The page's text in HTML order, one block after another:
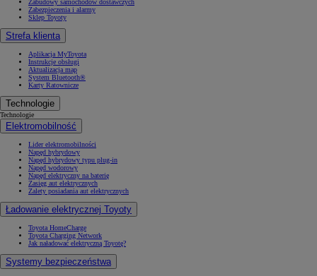
Zabezpieczenia i alarmy
Sklep Toyoty
Strefa klienta
Aplikacja MyToyota
Instrukcje obsługi
Aktualizacja map
System Bluetooth®
Karty Ratownicze
Technologie
Technologie
Elektromobilność
Lider elektromobilności
Napęd hybrydowy
Napęd hybrydowy typu plug-in
Napęd wodorowy
Napęd elektryczny na baterię
Zasięg aut elektrycznych
Zalety posiadania aut elektrycznych
Ładowanie elektrycznej Toyoty
Toyota HomeCharge
Toyota Charging Network
Jak naładować elektryczną Toyotę?
Systemy bezpieczeństwa